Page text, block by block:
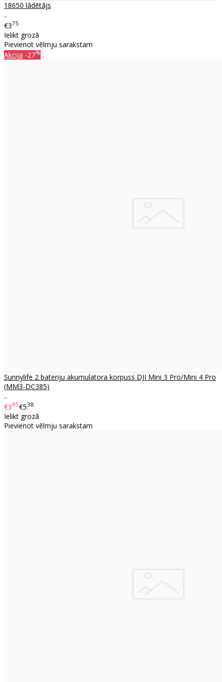
18650 lādētājs
..
€375
Ielikt grozā
Pievienot vēlmju sarakstam
Akcija -27%
Sunnylife 2 bateriju akumulatora korpuss DJI Mini 3 Pro/Mini 4 Pro
(MM3-DC385)
..
€395€538
Ielikt grozā
Pievienot vēlmju sarakstam